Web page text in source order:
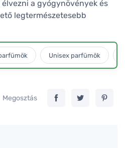
a gyógynövények és
legtermészetesebb
Unisex parfümök
Megosztás